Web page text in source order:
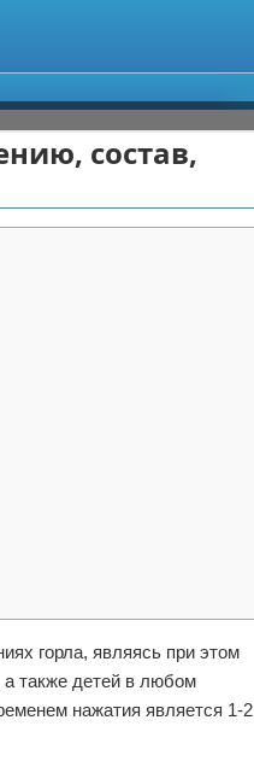
состав,
горла, являясь при этом
также детей в любом
нажатия является 1-2